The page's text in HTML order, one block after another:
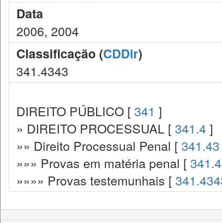
Data
2006, 2004
Classificação (CDDir)
341.4343
DIREITO PÚBLICO [ 341 ]
» DIREITO PROCESSUAL [ 341.4 ]
»» Direito Processual Penal [ 341.43
»»» Provas em matéria penal [
»»»» Provas testemunhais [